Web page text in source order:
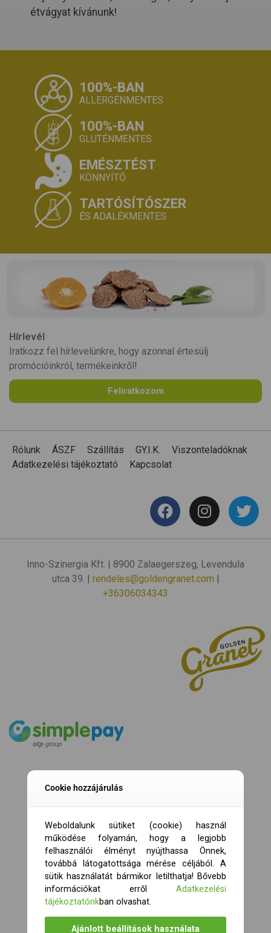
étvágyat kívánunk!
100%-BAN
ALLERGÉNMENTES
100%-BAN
GLUTÉNMENTES
EMÉSZTÉST
KÖNNYÍTŐ
TARTÓSÍTÓSZER
ÉS ADALÉKMENTES
Hírlevél
Iratkozz fel hírlevelünkre, hogy azonnal értesülj
promócióinkról, termékeinkről!
Feliratkozom
Rólunk ÁSZF Szállítás GY.I.K.
Viszonteladóknak
Adatkezelési tájékoztató
Kapcsolat
Inno-Szinergia Kft. | 8900 Zalaegerszeg, Levendula
utca 39. | rendeles@goldengranet.com |
+36306034343
Cookie hozzájárulás
Weboldalunk sütiket (cookie) használ
működése folyamán, hogy a legjobb
felhasználói élményt nyújthassa Önnek,
továbbá látogatottsága mérése céljából. A
sütik használatát bármikor letilthatja! Bővebb
információkat errőlAdatkezelési
tájékoztatónkban olvashat.
Ajánlott beállítások használata